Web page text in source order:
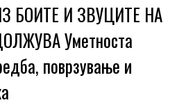
БОИТЕ И ЗВУЦИТЕ НА
Уметноста
поврзување и